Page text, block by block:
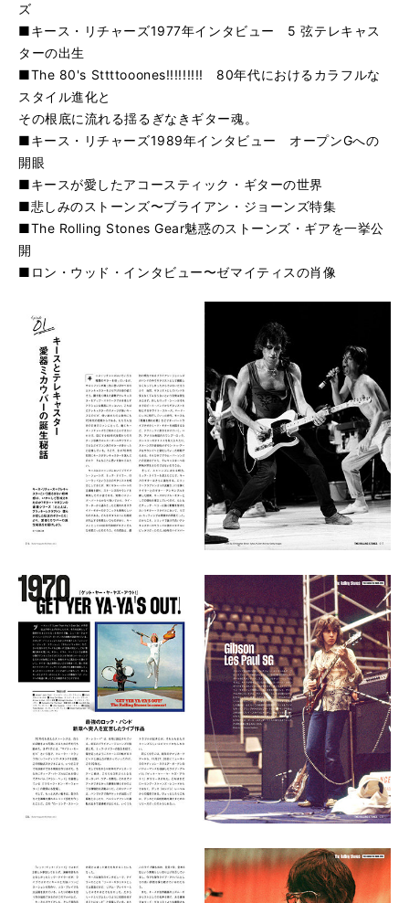
ズ
■キース・リチャーズ1977年インタビュー 5 弦テレキャス
ターの出生
■The 80's Sttttooones!!!!!!!!! 80年代におけるカラフルな
スタイル進化と
その根底に流れる揺るぎなきギター魂。
■キース・リチャーズ1989年インタビュー オープンGへの
開眼
■キースが愛したアコースティック・ギターの世界
■悲しみのストーンズ〜ブライアン・ジョーンズ特集
■The Rolling Stones Gear魅惑のストーンズ・ギアを一挙公
開
■ロン・ウッド・インタビュー〜ゼマイティスの肖像